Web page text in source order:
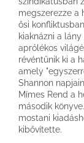
megszerezze a
ősi
kiaknázni a
aprólékos
révéntűnik ki a
amely
Shannon
Mímes Rend a
második
mostani
kibővítette.